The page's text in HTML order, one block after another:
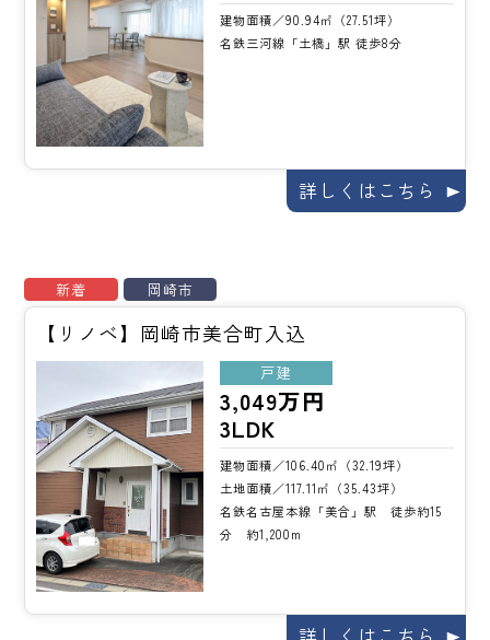
建物面積／90.94㎡（27.51坪）
名鉄三河線「土橋」駅 徒歩8分
詳しくはこちら
新着 岡崎市
【リノベ】岡崎市美合町入込
戸建
3,049万円
3LDK
建物面積／106.40㎡（32.19坪）
土地面積／117.11㎡（35.43坪）
名鉄名古屋本線「美合」駅 徒歩約15
分 約1,200m